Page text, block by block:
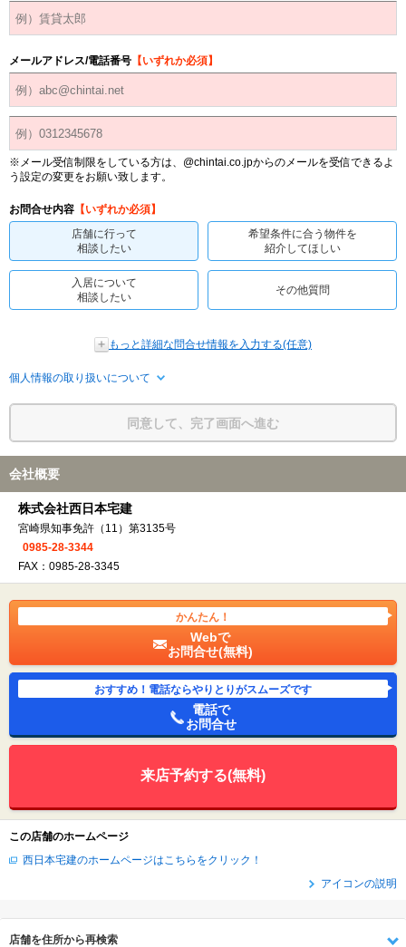
メールアドレス/電話番号 【いずれか必須】
※メール受信制限をしている方は、@chintai.co.jpからのメールを受信できるよ
う設定の変更をお願い致します。
お問合せ内容 【いずれか必須】
店舗に行って
相談したい
希望条件に合う物件を
紹介してほしい
入居について
相談したい
その他質問
もっと詳細な問合せ情報を入力する(任意)
個人情報の取り扱いについて
同意して、完了画面へ進む
会社概要
株式会社西日本宅建
宮崎県知事免許（11）第3135号
0985-28-3344
FAX：0985-28-3345
かんたん！
Webで
お問合せ(無料)
おすすめ！電話ならやりとりがスムーズです
電話で
お問合せ
来店予約する(無料)
この店舗のホームページ
西日本宅建のホームページはこちらをクリック！
アイコンの説明
店舗を住所から再検索